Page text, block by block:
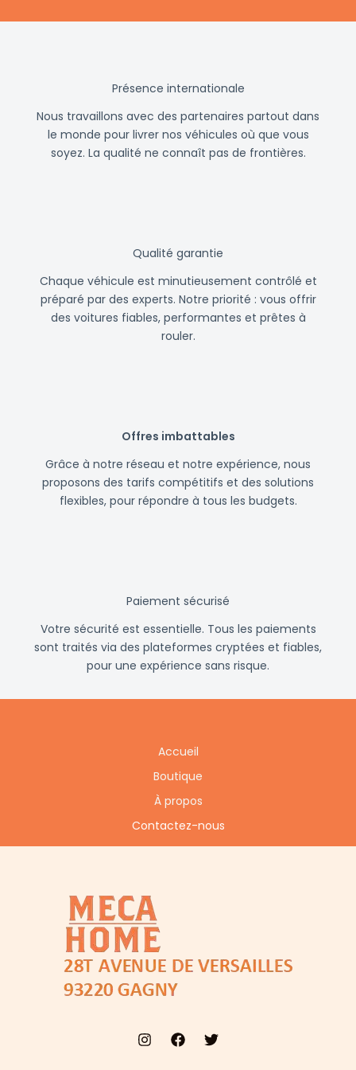
Présence internationale
Nous travaillons avec des partenaires partout dans
le monde pour livrer nos véhicules où que vous
soyez. La qualité ne connaît pas de frontières.
Qualité garantie
Chaque véhicule est minutieusement contrôlé et
préparé par des experts. Notre priorité : vous offrir
des voitures fiables, performantes et prêtes à
rouler.
Offres imbattables
Grâce à notre réseau et notre expérience, nous
proposons des tarifs compétitifs et des solutions
flexibles, pour répondre à tous les budgets.
Paiement sécurisé
Votre sécurité est essentielle. Tous les paiements
sont traités via des plateformes cryptées et fiables,
pour une expérience sans risque.
Accueil
Boutique
À propos
Contactez-nous